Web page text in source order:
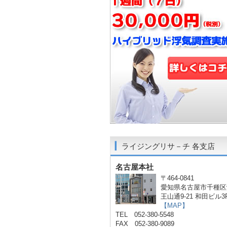
ライジングリサ－チ 各支店
名古屋本社
〒464-0841
愛知県名古屋市千種
王山通9-21 和田ビル
【MAP】
TEL 052-380-5548
FAX 052-380-9089